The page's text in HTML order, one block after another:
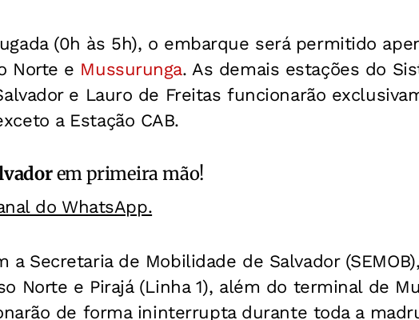
(0h às 5h), o embarque será permitido
Norte e Mussurunga. As demais estações do
e Lauro de Freitas funcionarão
a Estação CAB.
em primeira mão!
do WhatsApp.
a Secretaria de Mobilidade de Salvador
Norte e Pirajá (Linha 1), além do terminal de
de forma ininterrupta durante toda a